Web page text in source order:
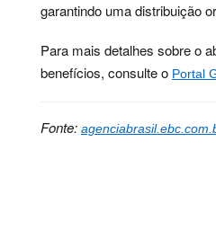
garantindo uma distribuição
Para mais detalhes sobre o
benefícios, consulte o Portal
Fonte: